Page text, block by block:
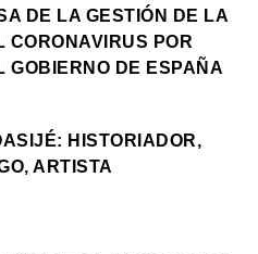
DE LA GESTIÓN DE LA
CORONAVIRUS POR
GOBIERNO DE ESPAÑA
HISTORIADOR,
ARTISTA